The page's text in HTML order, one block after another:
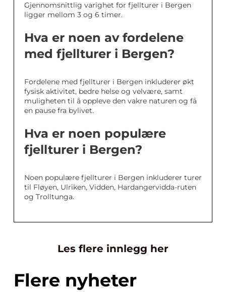
Gjennomsnittlig varighet for fjellturer i Bergen
ligger mellom 3 og 6 timer.
Hva er noen av fordelene
med fjellturer i Bergen?
Fordelene med fjellturer i Bergen inkluderer økt
fysisk aktivitet, bedre helse og velvære, samt
muligheten til å oppleve den vakre naturen og få
en pause fra bylivet.
Hva er noen populære
fjellturer i Bergen?
Noen populære fjellturer i Bergen inkluderer turer
til Fløyen, Ulriken, Vidden, Hardangervidda-ruten
og Trolltunga.
Les flere innlegg her
Flere nyheter